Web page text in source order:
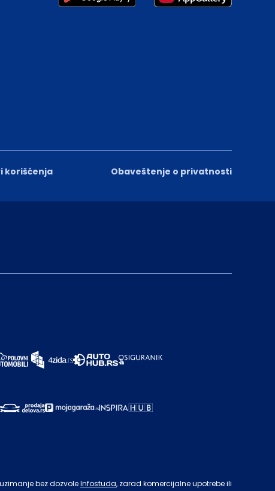
korišćenja Obaveštenje o privatnosti
bez dozvoleInfostuda, zarad komercijalne upotrebe ili